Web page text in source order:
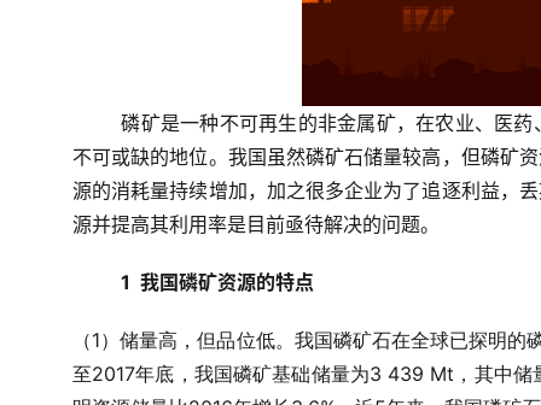
磷矿是一种不可再生的非金属矿，在农业、医
不可或缺的地位。我国虽然磷矿石储量较高，但磷矿
源的消耗量持续增加，加之很多企业为了追逐利益，
源并提高其利用率是目前亟待解决的问题。
1 我国磷矿资源的特点
（1）储量高，但品位低。我国磷矿石在全球已探明的
至2017年底，我国磷矿基础储量为3 439 Mt ，其中储